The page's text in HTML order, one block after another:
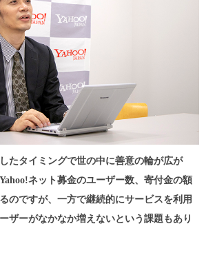
たタイミングで世の中に善意の輪が広が
ネット募金のユーザー数、寄付金の額
のですが、一方で継続的にサービスを利用
ザーがなかなか増えないという課題もあり